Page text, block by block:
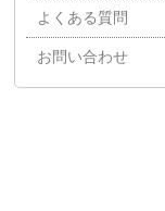
よくある質問
お問い合わせ